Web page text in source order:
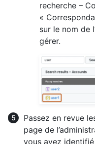
recherche –
«
sur le nom de
gérer.
Passez en revue
page de
vous avez